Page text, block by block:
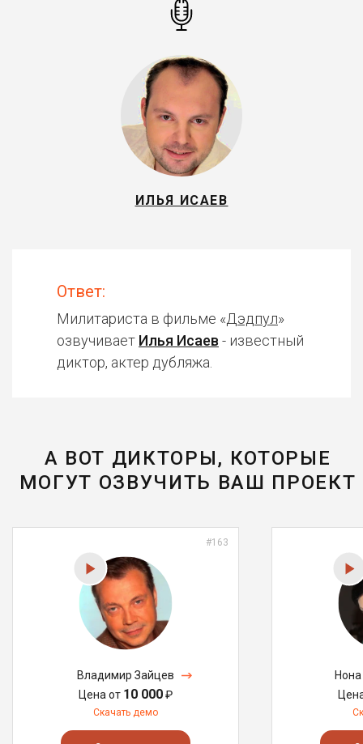
ИЛЬЯ ИСАЕВ
Ответ:
Милитариста в фильме «Дэдпул»
озвучивает Илья Исаев - известный
диктор, актер дубляжа.
А ВОТ ДИКТОРЫ, КОТОРЫЕ
МОГУТ ОЗВУЧИТЬ ВАШ ПРОЕКТ
#163
Владимир Зайцев
Цена от 10 000₽
Скачать демо